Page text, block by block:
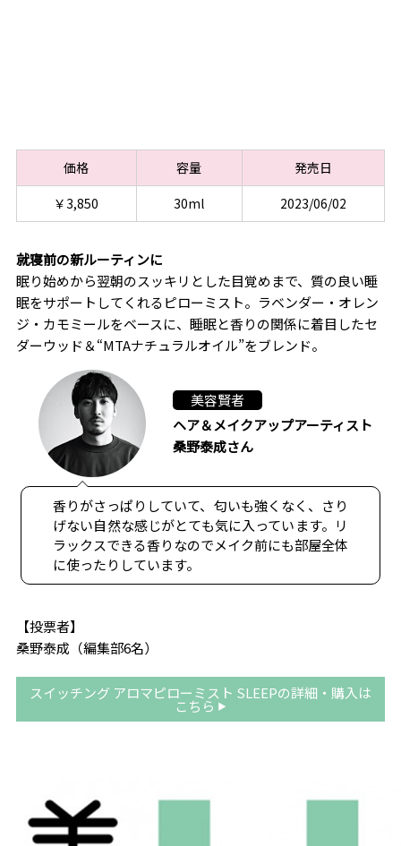
価格 容量
発売日
￥3,850
30ml 2023/06/02
就寝前の新ルーティンに
眠り始めから翌朝のスッキリとした目覚めまで、質の良い睡
眠をサポートしてくれるピローミスト。ラベンダー・オレン
ジ・カモミールをベースに、睡眠と香りの関係に着目したセ
ダーウッド＆“MTAナチュラルオイル”をブレンド。
美容賢者
ヘア＆メイクアップアーティスト
桑野泰成さん
香りがさっぱりしていて、匂いも強くなく、さり
げない自然な感じがとても気に入っています。リ
ラックスできる香りなのでメイク前にも部屋全体
に使ったりしています。
【投票者】
桑野泰成（編集部6名）
スイッチング アロマピローミスト SLEEPの詳細・購入は
こちら